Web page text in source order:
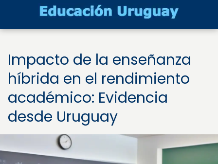
Impacto de la enseñanza
híbrida en el rendimiento
académico: Evidencia
desde Uruguay